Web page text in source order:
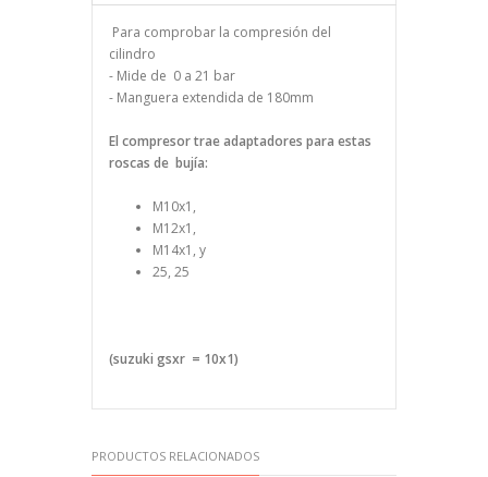
Para comprobar la compresión del
cilindro
- Mide de 0 a 21 bar
- Manguera extendida de 180mm
El compresor trae adaptadores para estas
roscas de bujía:
M10x1,
M12x1,
M14x1, y
25, 25
(suzuki gsxr = 10x1)
PRODUCTOS RELACIONADOS